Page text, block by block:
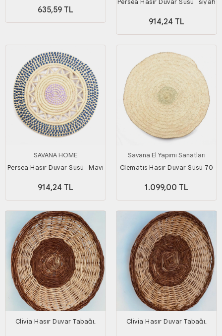
635,59 TL
Persea Hasır Duvar Süsü_ siyah
914,24 TL
SAVANA HOME
Persea Hasır Duvar Süsü_ Mavi
914,24 TL
Savana El Yapımı Sanatları
Clematis Hasır Duvar Süsü 70
1.099,00 TL
Clivia Hasır Duvar Tabağı,
Clivia Hasır Duvar Tabağı,